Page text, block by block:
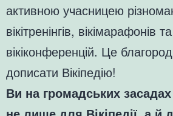
активною учасницею
вікітренінгів, вікімарафонів та
вікіконференцій. Це
дописати Вікіпедію!
Ви на громадських